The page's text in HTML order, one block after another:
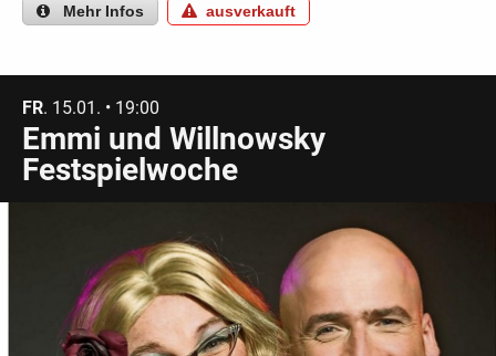
Mehr Infos ausverkauft
FR. 15.01. • 19:00
Emmi und Willnowsky
Festspielwoche